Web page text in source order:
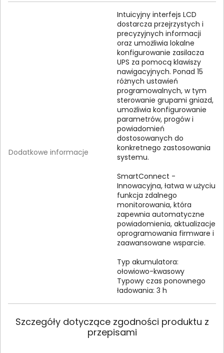
Dodatkowe informacje
Intuicyjny interfejs LCD
dostarcza przejrzystych i
precyzyjnych informacji
oraz umożliwia lokalne
konfigurowanie zasilacza
UPS za pomocą klawiszy
nawigacyjnych. Ponad 15
różnych ustawień
programowalnych, w tym
sterowanie grupami gniazd,
umożliwia konfigurowanie
parametrów, progów i
powiadomień
dostosowanych do
konkretnego zastosowania
systemu.
SmartConnect -
Innowacyjna, łatwa w użyciu
funkcja zdalnego
monitorowania, która
zapewnia automatyczne
powiadomienia, aktualizacje
oprogramowania firmware i
zaawansowane wsparcie.
Typ akumulatora:
ołowiowo-kwasowy
Typowy czas ponownego
ładowania: 3 h
Szczegóły dotyczące zgodności produktu z
przepisami